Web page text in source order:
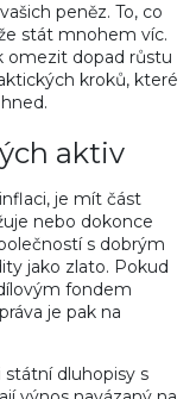
peněz. To, co
stát mnohem víc.
omezit dopad růstu
kroků, které
aktiv
je mít část
nebo dokonce
s dobrým
jako zlato. Pokud
fondem
je pak na
státní dluhopisy s